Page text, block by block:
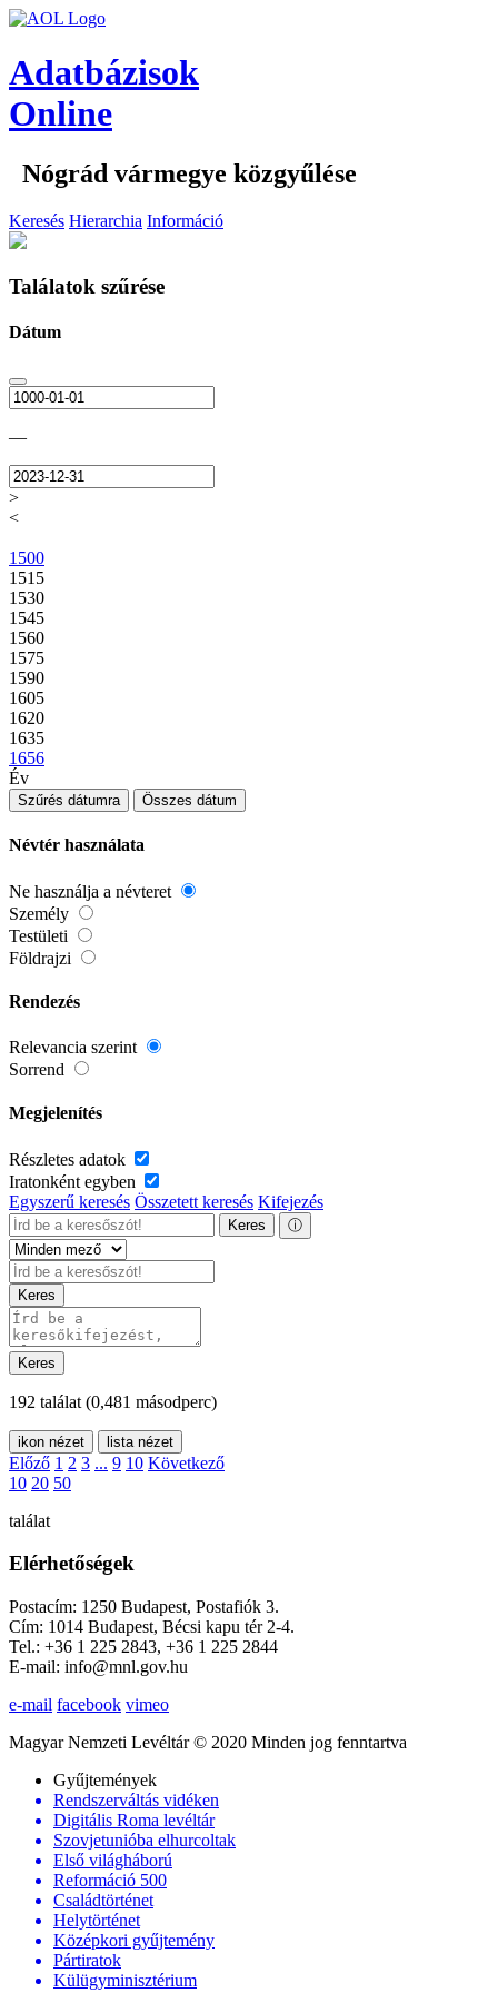
Adatbázisok
Online
Nógrád vármegye közgyűlése
Keresés Hierarchia Információ
Találatok szűrése
Dátum
—
>
<
1500
1515
1530
1545
1560
1575
1590
1605
1620
1635
1656
Év
Szűrés dátumra Összes dátum
Névtér használata
Ne használja a névteret
Személy
Testületi
Földrajzi
Rendezés
Relevancia szerint
Sorrend
Megjelenítés
Részletes adatok
Iratonként egyben
Egyszerű keresés Összetett keresés Kifejezés
Keres ⓘ
Keres
Keres
192 találat (0,481 másodperc)
ikon nézet lista nézet
Előző 1 2 3 ... 9 10 Következő
10 20 50
találat
Elérhetőségek
Postacím: 1250 Budapest, Postafiók 3.
Cím: 1014 Budapest, Bécsi kapu tér 2-4.
Tel.: +36 1 225 2843, +36 1 225 2844
E-mail: info@mnl.gov.hu
e-mail facebook vimeo
Magyar Nemzeti Levéltár © 2020 Minden jog fenntartva
Gyűjtemények
Rendszerváltás vidéken
Digitális Roma levéltár
Szovjetunióba elhurcoltak
Első világháború
Reformáció 500
Családtörténet
Helytörténet
Középkori gyűjtemény
Pártiratok
Külügyminisztérium